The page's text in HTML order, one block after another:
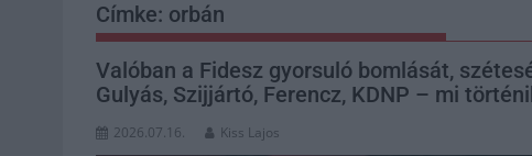
Címke: orbán
Valóban a Fidesz gyorsuló bomlását,
Gulyás, Szijjártó, Ferencz, KDNP – mi
2026.07.16. Kiss Lajos